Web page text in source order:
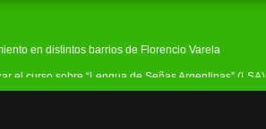
en distintos barrios de Florencio Varela
el curso sobre “Lengua de Señas Argentinas” (LSA)